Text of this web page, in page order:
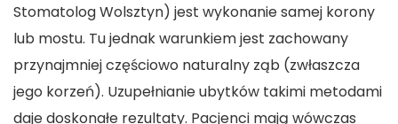
Stomatolog Wolsztyn) jest wykonanie samej korony
lub mostu. Tu jednak warunkiem jest zachowany
przynajmniej częściowo naturalny ząb (zwłaszcza
jego korzeń). Uzupełnianie ubytków takimi metodami
daje doskonałe rezultaty. Pacjenci mają wówczas